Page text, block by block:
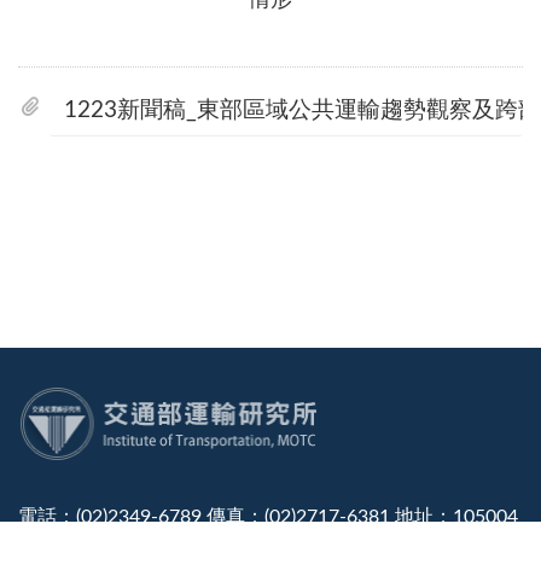
1223新聞稿_東部區域公共運輸趨勢觀察及跨
電話：(02)2349-6789 傳真：(02)2717-6381 地址：105004